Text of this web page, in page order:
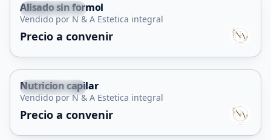
Juana Koslay
Servicio
Alisado sin formol
Vendido por N & A Estetica integral
Precio a convenir
Juana Koslay
Servicio
Nutricion capilar
Vendido por N & A Estetica integral
Precio a convenir